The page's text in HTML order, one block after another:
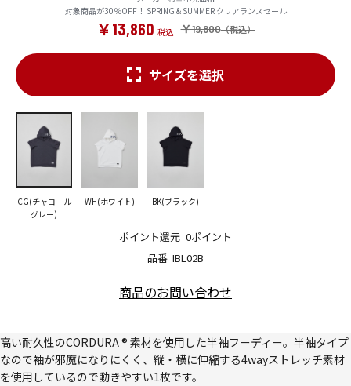
対象商品が30％OFF！ SPRING & SUMMER クリアランスセール
￥19,800
￥13,860
品番 IBL02B
ポイント還元 0ポイント
サイズを選択
CG(チャコール
グレー)
WH(ホワイト) BK(ブラック)
商品のお問い合わせ
高い耐久性のCORDURA ® 素材を使用した半袖フーディー。半袖タイプ
なので袖が邪魔になりにくく、縦・横に伸縮する4wayストレッチ素材
を使用しているので動きやすい1枚です。